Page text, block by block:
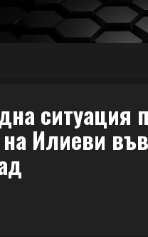
ситуация
Илиеви във